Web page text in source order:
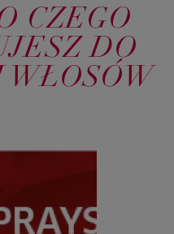
CZEGO
DO